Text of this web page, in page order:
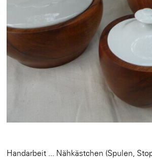
Handarbeit ... Nähkästchen (Spulen,